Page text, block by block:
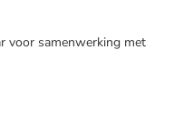
voor samenwerking met